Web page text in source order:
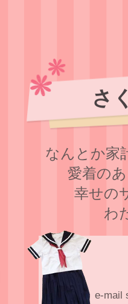
さ
なんとか家
愛着の
幸せの
わ
e-mail